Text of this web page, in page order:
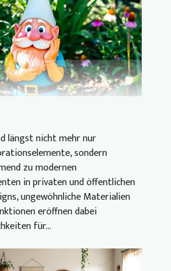
längst nicht mehr nur
sondern
zu modernen
in privaten und öffentlichen
ungewöhnliche Materialien
eröffnen dabei
für...